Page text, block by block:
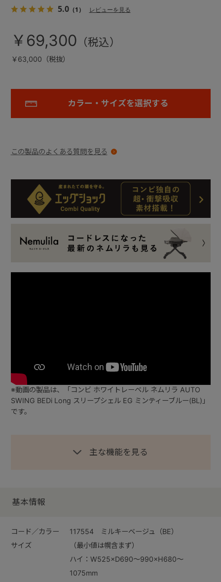
5.0（1） レビューを見る
￥69,300
￥63,000（税抜）
カラー・サイズを選択する
この製品のよくある質問を見る
※動画の製品は、「コンビ ホワイトレーベル ネムリラ AUTO
SWING BEDi Long スリープシェル EG ミンティーブルー(BL)」
です。
基本情報
コード／カラー
117554 ミルキーベージュ（BE）
サイズ
（最小値は幌含まず）
ハイ：W525×D690～990×H680～
1075mm
主な機能を見る